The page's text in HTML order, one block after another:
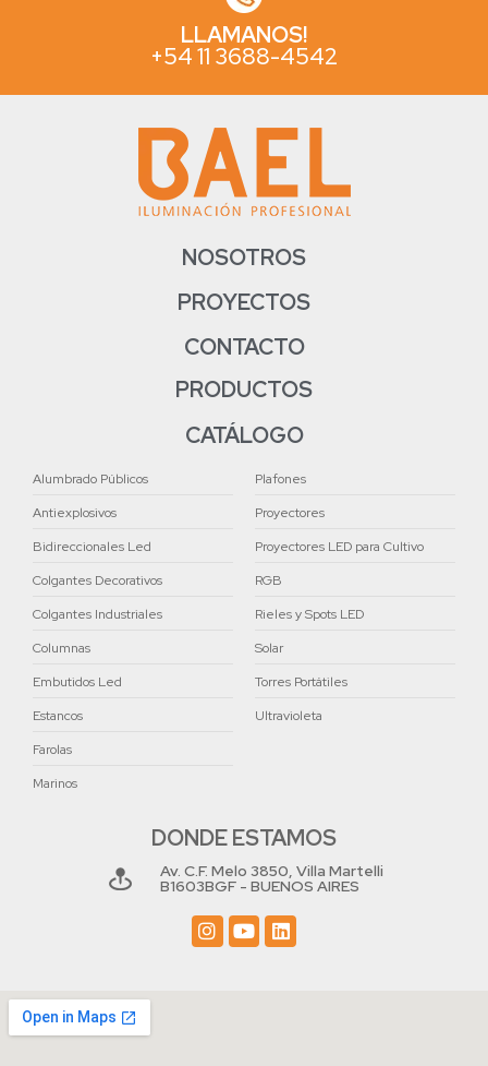
LLAMANOS!
+54 11 3688-4542
NOSOTROS
PROYECTOS
CONTACTO
PRODUCTOS
CATÁLOGO
Alumbrado Públicos
Antiexplosivos
Bidireccionales Led
Colgantes Decorativos
Colgantes Industriales
Columnas
Embutidos Led
Estancos
Farolas
Marinos
Plafones
Proyectores
Proyectores LED para Cultivo
RGB
Rieles y Spots LED
Solar
Torres Portátiles
Ultravioleta
DONDE ESTAMOS
Av. C.F. Melo 3850, Villa Martelli
B1603BGF - BUENOS AIRES